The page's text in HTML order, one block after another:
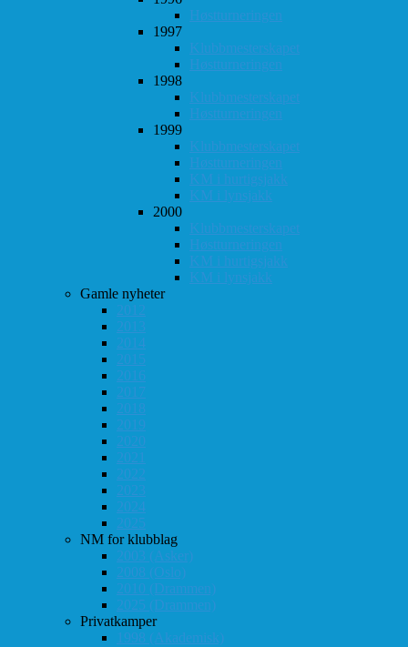
Høstturneringen
1997
Klubbmesterskapet
Høstturneringen
1998
Klubbmesterskapet
Høstturneringen
1999
Klubbmesterskapet
Høstturneringen
KM i hurtigsjakk
KM i lynsjakk
2000
Klubbmesterskapet
Høstturneringen
KM i hurtigsjakk
KM i lynsjakk
Gamle nyheter
2012
2013
2014
2015
2016
2017
2018
2019
2020
2021
2022
2023
2024
2025
NM for klubblag
2003 (Asker)
2008 (Oslo)
2010 (Drammen)
2025 (Drammen)
Privatkamper
1998 (Akademisk)